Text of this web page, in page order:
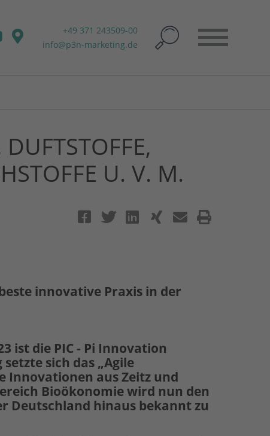
+49 371 243509-00
info@p3n-marketing.de
U. V. M.
innovative Praxis in der
ist die PIC - Pi Innovation
sich das „Agile
Innovationen aus Zeitz und
Bioökonomie wird nun den
Deutschland hinaus bekannt zu